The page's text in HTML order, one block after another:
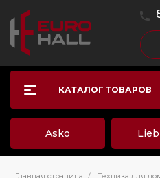
КАТАЛОГ ТОВАРОВ
Asko
Главная страница / Техника для